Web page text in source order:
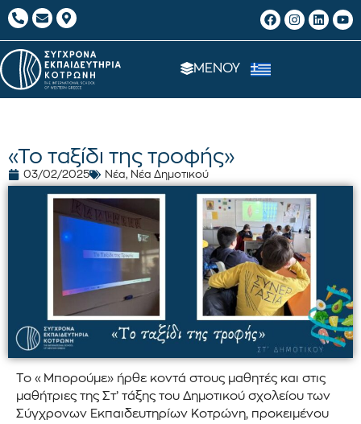
ΜΕΝΟΥ
«Το ταξίδι της τροφής»
03/02/2025 Νέα, Νέα Δημοτικού
Το «Μπορούμε» ήρθε κοντά στους μαθητές και στις
μαθήτριες της Στ’ τάξης του Δημοτικού σχολείου των
Σύγχρονων Εκπαιδευτηρίων Κοτρώνη, προκειμένου